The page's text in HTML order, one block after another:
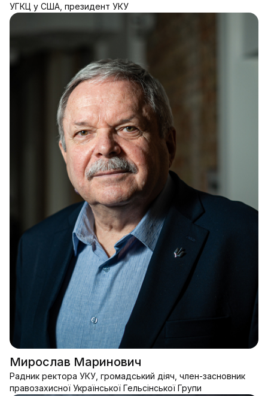
УГКЦ у США, президент УКУ
Мирослав Маринович
Радник ректора УКУ, громадський діяч, член-засновник
правозахисної Української Гельсінської Групи